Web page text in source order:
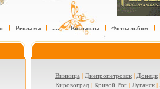
Реклама .... Контакты Фотоальбом
Винница | Днепропетровск| Донецк
Кировоград | Кривой Рог| Луганск|